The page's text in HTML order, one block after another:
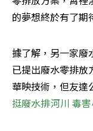
的夢想終於有了期
據了解，另一家廢
已提出廢水零排放
華映技術，但友達
挺廢水排河川 毒